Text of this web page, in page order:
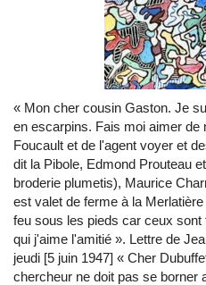
« Mon cher cousin Gaston. Je
en escarpins. Fais moi aimer de
Foucault et de l'agent voyer et
dit la Pibole, Edmond Prouteau
broderie plumetis), Maurice
est valet de ferme à la
feu sous les pieds car ceux
qui j'aime l'amitié ». Lettre de
jeudi [5 juin 1947] « Cher
chercheur ne doit pas se borner